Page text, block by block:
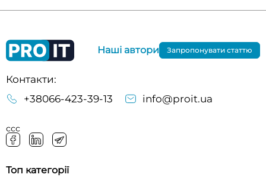
Контакти:
+38066-423-39-13
info@proit.ua
ссс
Наші автори Запропонувати статтю
Топ категорії